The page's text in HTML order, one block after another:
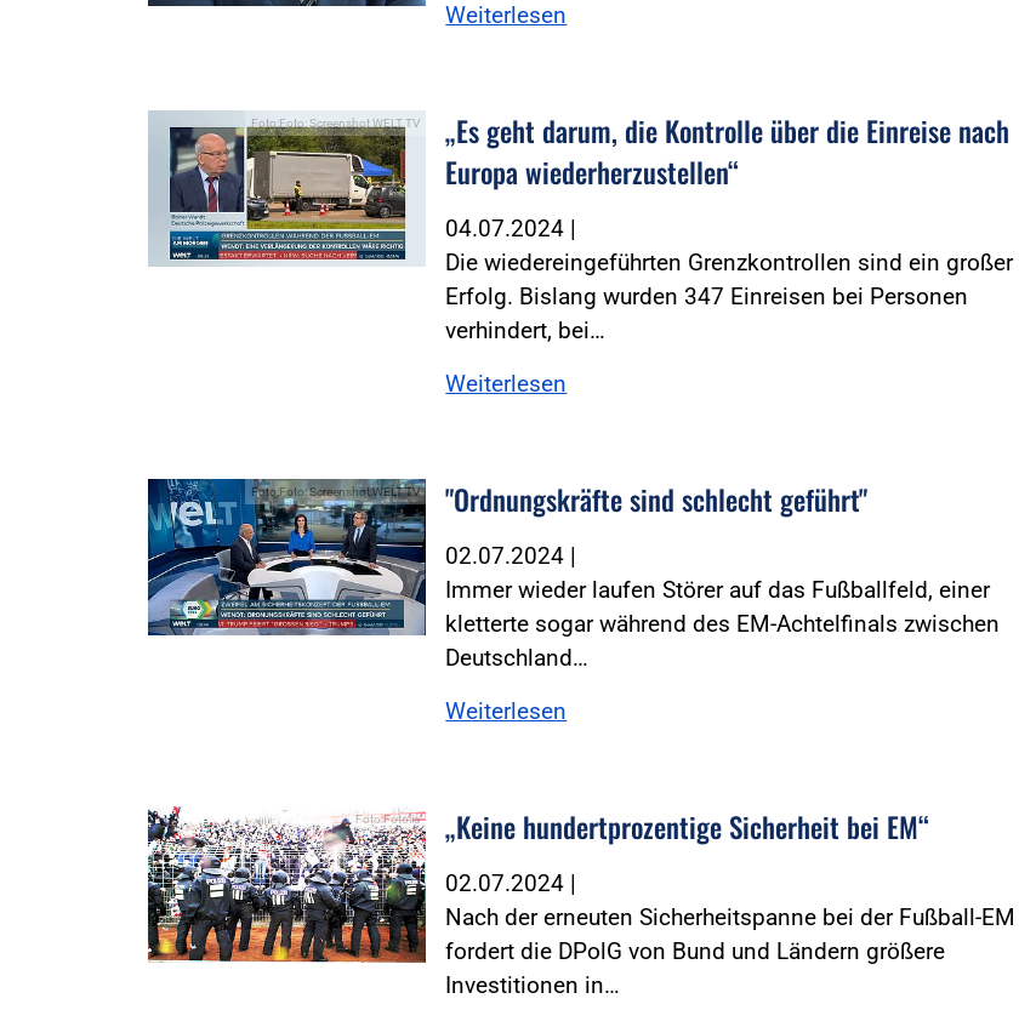
Weiterlesen
Foto:Foto: Screenshot WELT TV
„Es geht darum, die Kontrolle über die Einreise nach
Europa wiederherzustellen“
04.07.2024 |
Die wiedereingeführten Grenzkontrollen sind ein großer
Erfolg. Bislang wurden 347 Einreisen bei Personen
verhindert, bei…
Weiterlesen
Foto:Foto: Screenshot WELT TV "Ordnungskräfte sind schlecht geführt"
02.07.2024 |
Immer wieder laufen Störer auf das Fußballfeld, einer
kletterte sogar während des EM-Achtelfinals zwischen
Deutschland…
Weiterlesen
Foto:Fotolia „Keine hundertprozentige Sicherheit bei EM“
02.07.2024 |
Nach der erneuten Sicherheitspanne bei der Fußball-EM
fordert die DPolG von Bund und Ländern größere
Investitionen in…